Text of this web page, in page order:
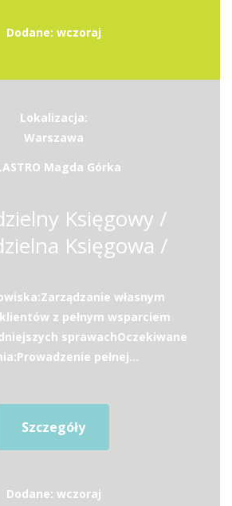
Dodane: wczoraj
Lokalizacja:
Warszawa
Magda Górka
Księgowy /
Księgowa /
własnym
z pełnym wsparciem
sprawachOczekiwane
pełnej...
Szczegóły
Dodane: wczoraj